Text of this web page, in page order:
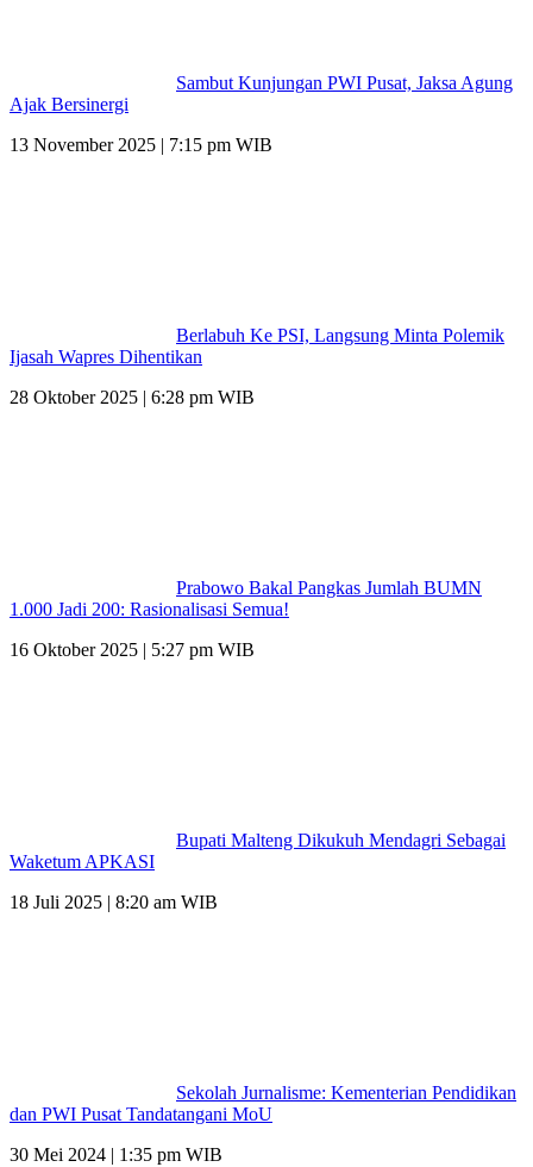
Sambut Kunjungan PWI Pusat, Jaksa Agung
Ajak Bersinergi
13 November 2025 | 7:15 pm WIB
Berlabuh Ke PSI, Langsung Minta Polemik
Ijasah Wapres Dihentikan
28 Oktober 2025 | 6:28 pm WIB
Prabowo Bakal Pangkas Jumlah BUMN
1.000 Jadi 200: Rasionalisasi Semua!
16 Oktober 2025 | 5:27 pm WIB
Bupati Malteng Dikukuh Mendagri Sebagai
Waketum APKASI
18 Juli 2025 | 8:20 am WIB
Sekolah Jurnalisme: Kementerian Pendidikan
dan PWI Pusat Tandatangani MoU
30 Mei 2024 | 1:35 pm WIB